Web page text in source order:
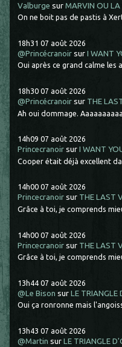
Valburge surMARVIN OU LA
On ne boit pas de pastis à
18h31 07 août 2026
@Princécranoir surI WANT
Oui après ce grand calme les
18h30 07 août 2026
@Princécranoir sur THE
Ah oui dommage.
14h09 07 août 2026
Princecranoir surI WANT
Cooper était déjà excellent
14h00 07 août 2026
Princecranoir sur THE LAST
Grâce à toi, je comprends
14h00 07 août 2026
Princecranoir sur THE LAST
Grâce à toi, je comprends
13h44 07 août 2026
@Le Bison surLE TRIANGLE
Oui ça ronronne mais
13h43 07 août 2026
@Martin surLE TRIANGLE